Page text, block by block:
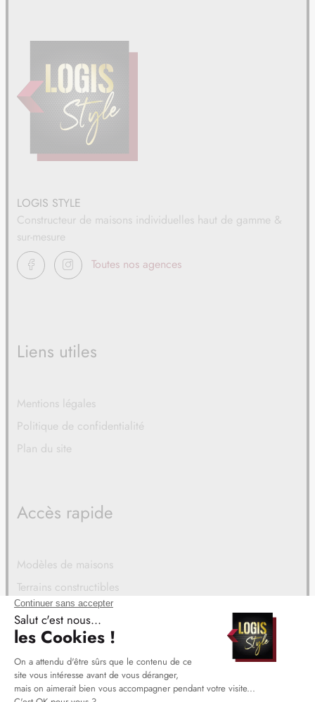
LOGIS STYLE
Constructeur de maisons individuelles haut de gamme &
sur-mesure
FACEBOOKINSTAGRAM
Toutes nos agences
Liens utiles
Mentions légales
Politique de confidentialité
Plan du site
Accès rapide
Modèles de maisons
Terrains constructibles
Financement
Logis Style est une filiale du Groupe
BDL